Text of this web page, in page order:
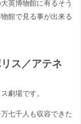
英博物館に有るそう
館で見る事が出来る
ス／アテネ
劇場です。
七千人も収容できた